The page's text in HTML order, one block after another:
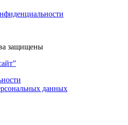
защищены
данных